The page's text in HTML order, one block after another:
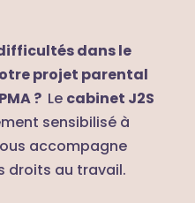
dans le
projet parental
? Le cabinet J2S
sensibilisé à
accompagne
droits au travail.